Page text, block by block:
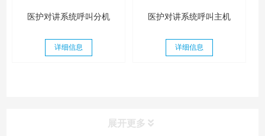
医护对讲系统呼叫分机
详细信息
医护对讲系统呼叫主机
详细信息
展开更多